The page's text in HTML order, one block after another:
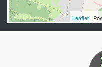
Leaflet |